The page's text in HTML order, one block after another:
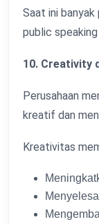
Saat ini banyak
public
10. Creativity
Perusahaan
kreatif dan
Kreativitas